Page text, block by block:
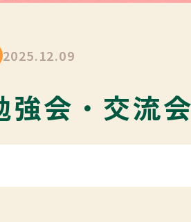
2025.12.09
強会・交流